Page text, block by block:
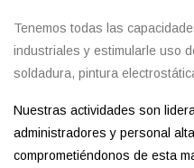
Tenemos todas las
industriales y estimularle uso
soldadura, pintura
Nuestras actividades son
administradores y personal
comprometiéndonos de esta